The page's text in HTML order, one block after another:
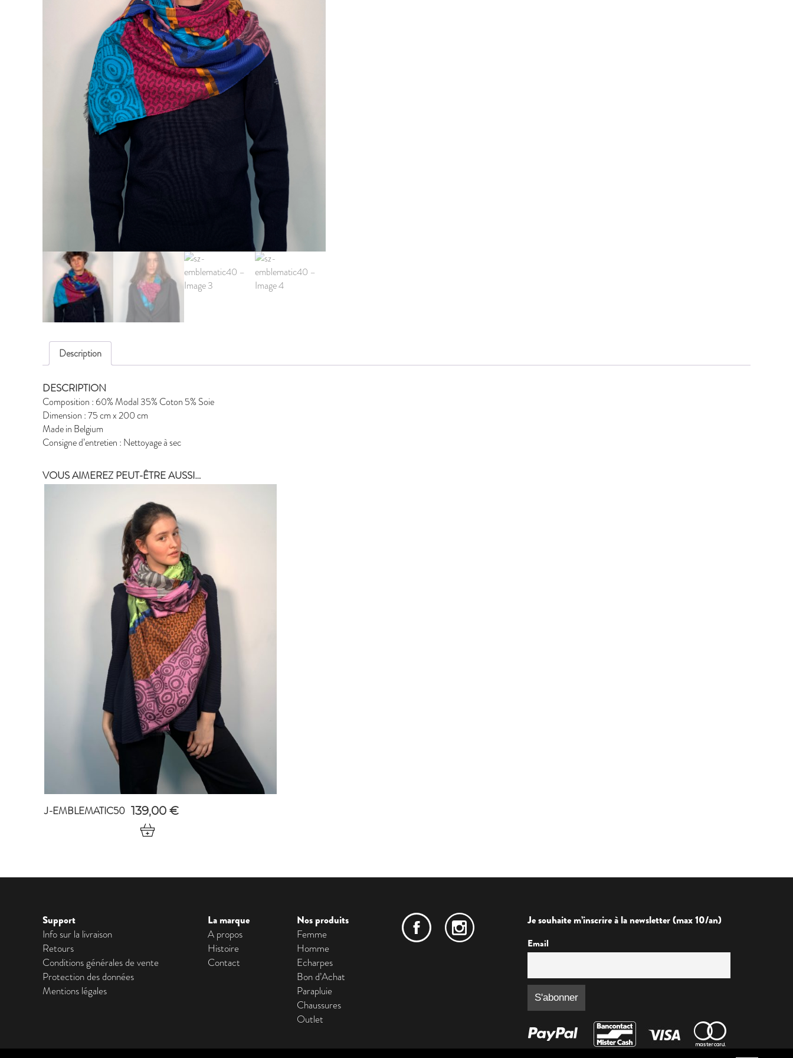
Description
DESCRIPTION
Composition : 60% Modal 35% Coton 5% Soie
Dimension : 75 cm x 200 cm
Made in Belgium
Consigne d’entretien : Nettoyage à sec
VOUS AIMEREZ PEUT-ÊTRE AUSSI…
J-EMBLEMATIC50 139,00 €
Support
Info sur la livraison
Retours
Conditions générales de vente
Protection des données
Mentions légales
La marque
A propos
Histoire
Contact
Nos produits
Femme
Homme
Echarpes
Bon d’Achat
Parapluie
Chaussures
Outlet
Je souhaite m’inscrire à la newsletter (max 10/an)
Email